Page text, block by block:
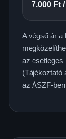
7.000 Ft /
A végső ár a
az esetleges
(Tájékoztató
az ÁSZF-